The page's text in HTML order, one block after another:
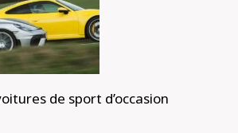
de sport d’occasion